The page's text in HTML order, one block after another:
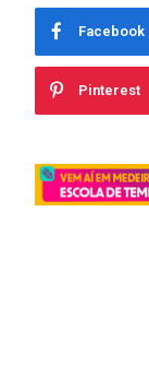
Facebook
Pinterest